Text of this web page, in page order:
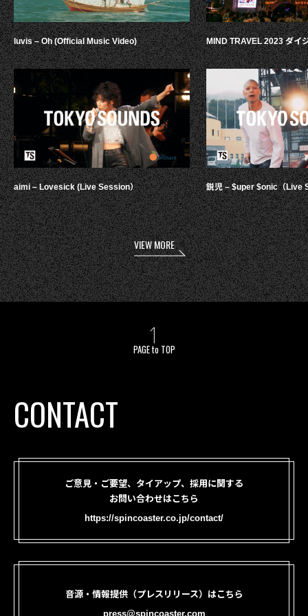
luvis – Oh (Official Music Video)
aimi – Lovesick (Live Session）
MIND TRAVEL 2023 ダイ
鋭児 – $uper $onic（Live
VIEW MORE
PAGE to TOP
CONTACT
ご意見・ご要望、タイアップ、採用に関する
お問い合わせはこちら
https://spincoaster.co.jp/contact/
音源・情報提供（プレスリリース）はこちら
press@spincoaster.com